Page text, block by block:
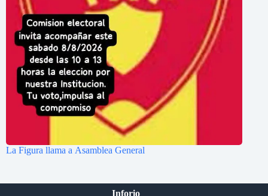
La Figura llama a Asamblea General
Inforio